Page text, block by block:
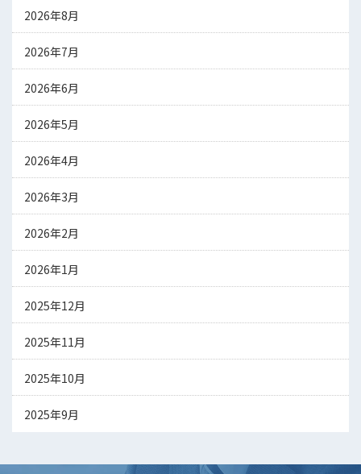
2026年8月
2026年7月
2026年6月
2026年5月
2026年4月
2026年3月
2026年2月
2026年1月
2025年12月
2025年11月
2025年10月
2025年9月